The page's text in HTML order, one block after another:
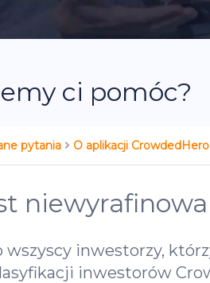
ci pomóc?
pytania O aplikacji CrowdedHero
wszyscy inwestorzy,
inwestorów